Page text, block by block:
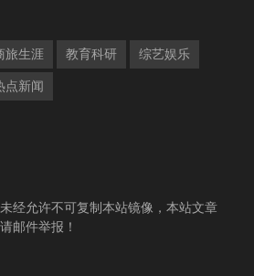
旅生涯 教育科研 综艺娱乐
点新闻
经允许不可复制本站镜像，本站文章
邮件举报！